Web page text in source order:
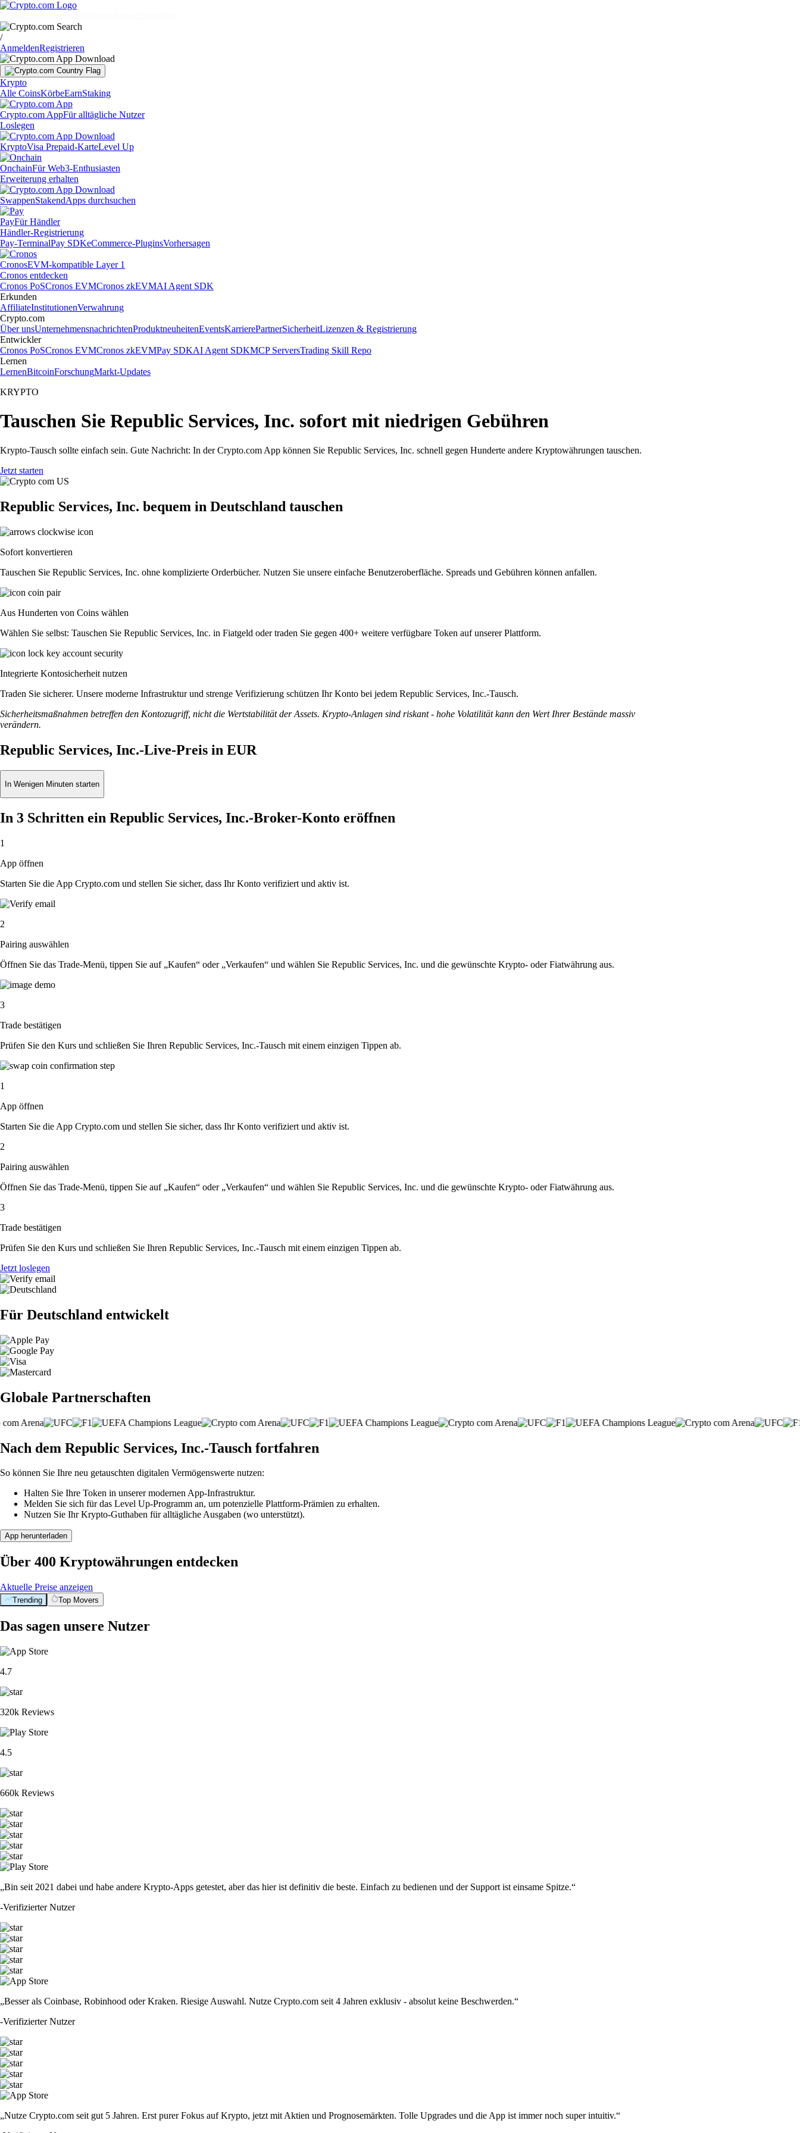
/
AnmeldenRegistrieren
Krypto
Alle CoinsKörbeEarnStaking
Crypto.com AppFür alltägliche Nutzer
Loslegen
KryptoVisa Prepaid-KarteLevel Up
OnchainFür Web3-Enthusiasten
Erweiterung erhalten
SwappenStakendApps durchsuchen
PayFür Händler
Händler-Registrierung
Pay-TerminalPay SDKeCommerce-PluginsVorhersagen
CronosEVM-kompatible Layer 1
Cronos entdecken
Cronos PoSCronos EVMCronos zkEVMAI Agent SDK
Erkunden
AffiliateInstitutionenVerwahrung
Crypto.com
Über unsUnternehmensnachrichtenProduktneuheitenEventsKarrierePartnerSicherheitLizenzen & Registrierung
Entwickler
Cronos PoSCronos EVMCronos zkEVMPay SDKAI Agent SDKMCP ServersTrading Skill Repo
Lernen
LernenBitcoinForschungMarkt-Updates
KRYPTO
Tauschen Sie Republic Services, Inc. sofort mit niedrigen Gebühren
Krypto-Tausch sollte einfach sein. Gute Nachricht: In der Crypto.com App können Sie Republic Services, Inc. schnell gegen Hunderte andere Kryptowährungen tauschen.
Jetzt starten
Republic Services, Inc. bequem in Deutschland tauschen
Sofort konvertieren
Tauschen Sie Republic Services, Inc. ohne komplizierte Orderbücher. Nutzen Sie unsere einfache Benutzeroberfläche. Spreads und Gebühren können anfallen.
Aus Hunderten von Coins wählen
Wählen Sie selbst: Tauschen Sie Republic Services, Inc. in Fiatgeld oder traden Sie gegen 400+ weitere verfügbare Token auf unserer Plattform.
Integrierte Kontosicherheit nutzen
Traden Sie sicherer. Unsere moderne Infrastruktur und strenge Verifizierung schützen Ihr Konto bei jedem Republic Services, Inc.-Tausch.
Sicherheitsmaßnahmen betreffen den Kontozugriff, nicht die Wertstabilität der Assets. Krypto-Anlagen sind riskant - hohe Volatilität kann den Wert Ihrer Bestände massiv
verändern.
Republic Services, Inc.-Live-Preis in EUR
In Wenigen Minuten starten
In 3 Schritten ein Republic Services, Inc.-Broker-Konto eröffnen
1
App öffnen
Starten Sie die App Crypto.com und stellen Sie sicher, dass Ihr Konto verifiziert und aktiv ist.
2
Pairing auswählen
Öffnen Sie das Trade-Menü, tippen Sie auf „Kaufen“ oder „Verkaufen“ und wählen Sie Republic Services, Inc. und die gewünschte Krypto- oder Fiatwährung aus.
3
Trade bestätigen
Prüfen Sie den Kurs und schließen Sie Ihren Republic Services, Inc.-Tausch mit einem einzigen Tippen ab.
1
App öffnen
Starten Sie die App Crypto.com und stellen Sie sicher, dass Ihr Konto verifiziert und aktiv ist.
2
Pairing auswählen
Öffnen Sie das Trade-Menü, tippen Sie auf „Kaufen“ oder „Verkaufen“ und wählen Sie Republic Services, Inc. und die gewünschte Krypto- oder Fiatwährung aus.
3
Trade bestätigen
Prüfen Sie den Kurs und schließen Sie Ihren Republic Services, Inc.-Tausch mit einem einzigen Tippen ab.
Jetzt loslegen
Für Deutschland entwickelt
Globale Partnerschaften
Nach dem Republic Services, Inc.-Tausch fortfahren
So können Sie Ihre neu getauschten digitalen Vermögenswerte nutzen:
Halten Sie Ihre Token in unserer modernen App-Infrastruktur.
Melden Sie sich für das Level Up-Programm an, um potenzielle Plattform-Prämien zu erhalten.
Nutzen Sie Ihr Krypto-Guthaben für alltägliche Ausgaben (wo unterstützt).
App herunterladen
Über 400 Kryptowährungen entdecken
Aktuelle Preise anzeigen
Trending Top Movers
Das sagen unsere Nutzer
4.7
320k Reviews
4.5
660k Reviews
„Bin seit 2021 dabei und habe andere Krypto-Apps getestet, aber das hier ist definitiv die beste. Einfach zu bedienen und der Support ist einsame Spitze.“
-Verifizierter Nutzer
„Besser als Coinbase, Robinhood oder Kraken. Riesige Auswahl. Nutze Crypto.com seit 4 Jahren exklusiv - absolut keine Beschwerden.“
-Verifizierter Nutzer
„Nutze Crypto.com seit gut 5 Jahren. Erst purer Fokus auf Krypto, jetzt mit Aktien und Prognosemärkten. Tolle Upgrades und die App ist immer noch super intuitiv.“